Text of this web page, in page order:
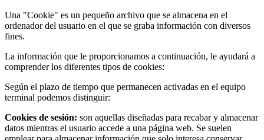
Una "Cookie" es un pequeño archivo que se almacena en el
ordenador del usuario en el que se graba información con diversos
fines.
La información que le proporcionamos a continuación, le ayudará a
comprender los diferentes tipos de cookies:
Según el plazo de tiempo que permanecen activadas en el equipo
terminal podemos distinguir:
Cookies de sesión: son aquellas diseñadas para recabar y almacenar
datos mientras el usuario accede a una página web. Se suelen